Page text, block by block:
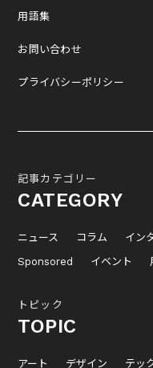
用語集
お問い合わせ
プライバシーポリシー
記事カテゴリー
CATEGORY
ニュース コラム イン
Sponsored
イベント
トピック
TOPIC
アート デザイン テッ